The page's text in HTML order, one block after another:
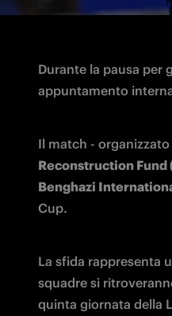
appuntamento
Reconstruction Fund
Benghazi
Cup.
squadre si
quinta giornata della